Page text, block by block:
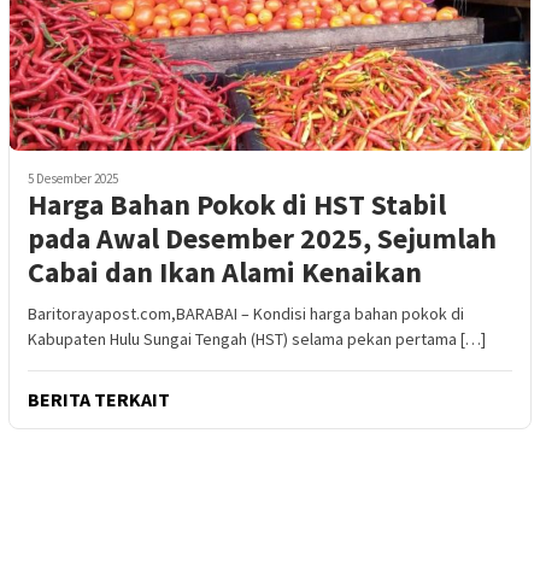
5 Desember 2025
Harga Bahan Pokok di HST Stabil
pada Awal Desember 2025, Sejumlah
Cabai dan Ikan Alami Kenaikan
Baritorayapost.com,BARABAI – Kondisi harga bahan pokok di
Kabupaten Hulu Sungai Tengah (HST) selama pekan pertama […]
BERITA TERKAIT